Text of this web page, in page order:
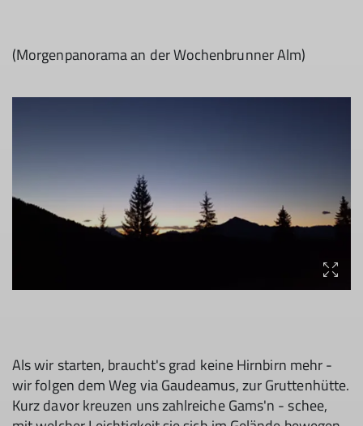
(Morgenpanorama an der Wochenbrunner Alm)
Als wir starten, braucht's grad keine Hirnbirn mehr -
wir folgen dem Weg via Gaudeamus, zur Gruttenhütte.
Kurz davor kreuzen uns zahlreiche Gams'n - schee,